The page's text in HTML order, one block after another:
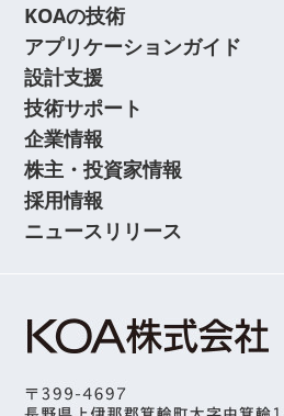
KOAの技術
アプリケーションガイド
設計支援
技術サポート
企業情報
株主・投資家情報
採用情報
ニュースリリース